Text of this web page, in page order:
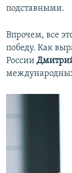
подставными.
Впрочем, все
победу. Как
России